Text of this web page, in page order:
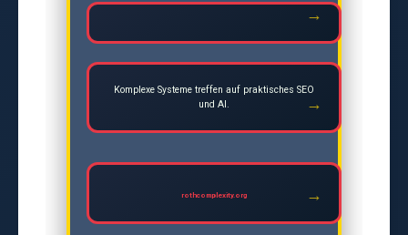
Komplexe Systeme treffen auf praktisches SEO
und AI.
rothcomplexity.org